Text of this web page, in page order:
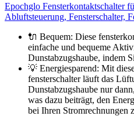
Epochglo Fensterkontaktschalter
Abluftsteuerung, Fensterschalter,
🔌 Bequem: Diese
einfache und bequeme
Dunstabzugshaube, indem
💡 Energiesparend: Mit
fensterschalter läuft das
Dunstabzugshaube nur
was dazu beiträgt, den
bei Ihren Stromrechnungen